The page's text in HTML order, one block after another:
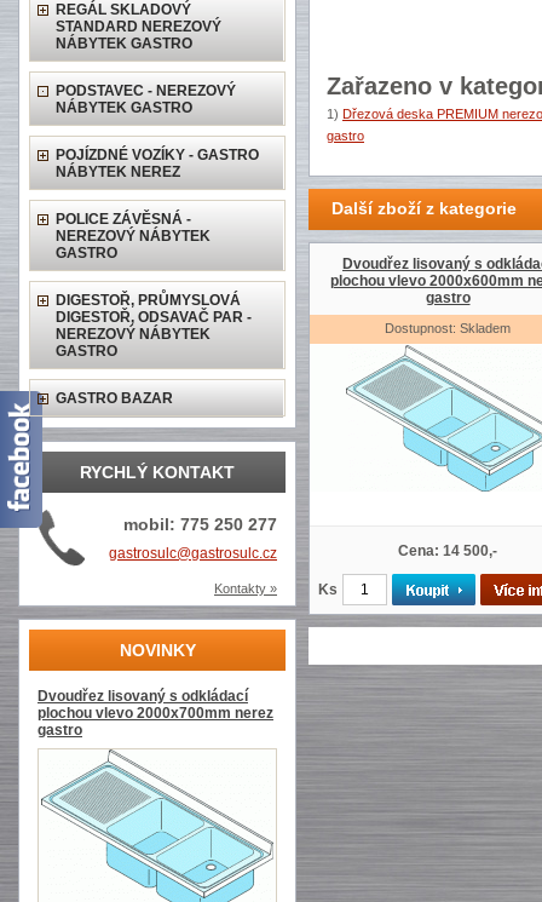
REGÁL SKLADOVÝ
STANDARD NEREZOVÝ
NÁBYTEK GASTRO
PODSTAVEC - NEREZOVÝ
NÁBYTEK GASTRO
POJÍZDNÉ VOZÍKY - GASTRO
NÁBYTEK NEREZ
POLICE ZÁVĚSNÁ -
NEREZOVÝ NÁBYTEK
GASTRO
DIGESTOŘ, PRŮMYSLOVÁ
DIGESTOŘ, ODSAVAČ PAR -
NEREZOVÝ NÁBYTEK
GASTRO
GASTRO BAZAR
RYCHLÝ KONTAKT
mobil: 775 250 277
gastrosulc@gastrosulc.cz
Kontakty »
NOVINKY
Dvoudřez lisovaný s odkládací
plochou vlevo 2000x700mm nerez
gastro
Zařazeno v
1) Dřezová deska PREMIUM
gastro
Další zboží z kategorie
Dvoudřez lisovaný s
plochou vlevo 2000x600mm
gastro
Dostupnost: Skladem
Cena: 14 500,-
Ks